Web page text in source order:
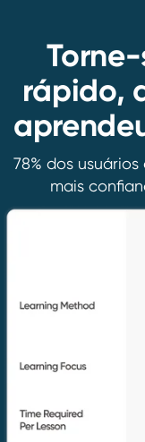
rápido,
78% dos
mais